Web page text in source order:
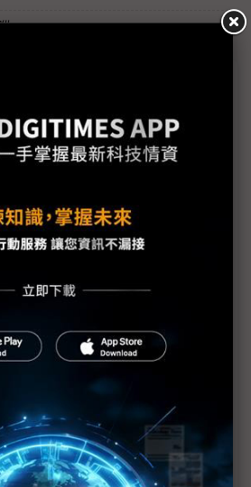
」
引發市場質疑 Elon Musk劍指晶
隊長 Terafab能複製成功經驗拯
局
等級運算能力 Elon Musk以
成三星隱憂還是半導體市場強